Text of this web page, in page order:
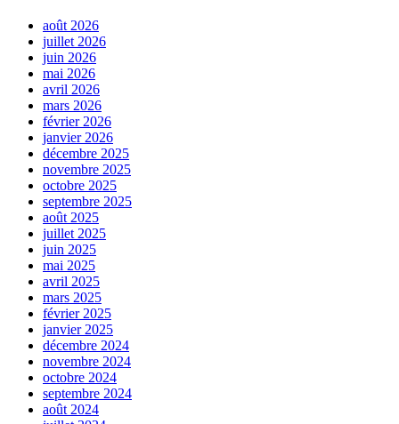
août 2026
juillet 2026
juin 2026
mai 2026
avril 2026
mars 2026
février 2026
janvier 2026
décembre 2025
novembre 2025
octobre 2025
septembre 2025
août 2025
juillet 2025
juin 2025
mai 2025
avril 2025
mars 2025
février 2025
janvier 2025
décembre 2024
novembre 2024
octobre 2024
septembre 2024
août 2024